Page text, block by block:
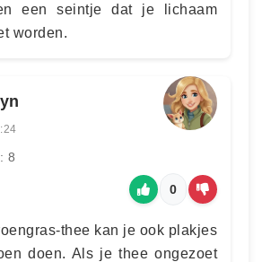
een seintje dat je lichaam
worden.
8
0
thee kan je ook plakjes
doen. Als je thee ongezoet